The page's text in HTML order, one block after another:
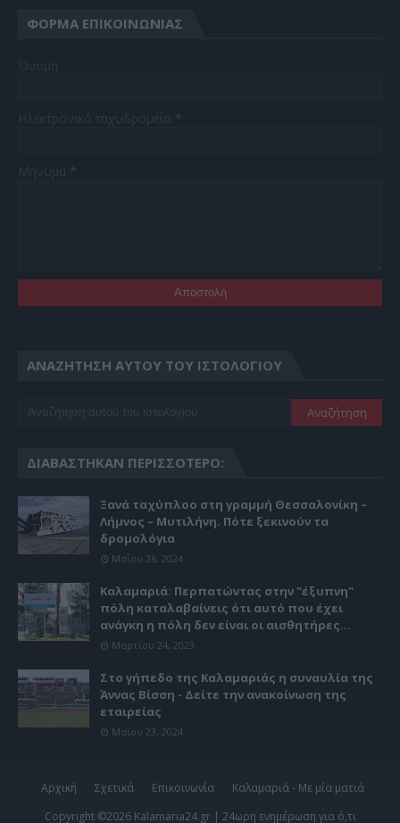
ΦΌΡΜΑ ΕΠΙΚΟΙΝΩΝΊΑΣ
ΑΝΑΖΉΤΗΣΗ ΑΥΤΟΎ ΤΟΥ ΙΣΤΟΛΟΓΊΟΥ
ΔΙΑΒΆΣΤΗΚΑΝ ΠΕΡΙΣΣΌΤΕΡΟ:
Ξανά ταχύπλοο στη γραμμή Θεσσαλονίκη –
Λήμνος – Μυτιλήνη. Πότε ξεκινούν τα
δρομολόγια
Μαΐου 26, 2024
Καλαμαριά: Περπατώντας στην "έξυπνη"
πόλη καταλαβαίνεις ότι αυτό που έχει
ανάγκη η πόλη δεν είναι οι αισθητήρες...
Μαρτίου 24, 2023
Στο γήπεδο της Καλαμαριάς η συναυλία της
Άννας Βίσση - Δείτε την ανακοίνωση της
εταιρείας
Μαΐου 23, 2024
Αρχική Σχετικά Επικοινωνία
Καλαμαριά - Με μία ματιά
Copyright ©2026 Kalamaria24.gr | 24ωρη ενημέρωση για ό,τι